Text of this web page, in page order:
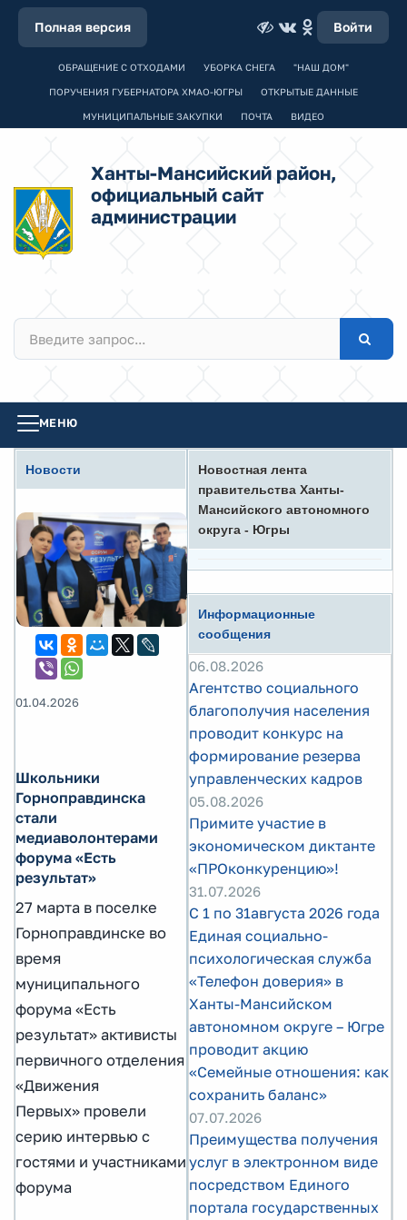
Полная версия Войти
ОБРАЩЕНИЕ С ОТХОДАМИ УБОРКА СНЕГА "НАШ ДОМ"
ПОРУЧЕНИЯ ГУБЕРНАТОРА ХМАО-ЮГРЫ ОТКРЫТЫЕ ДАННЫЕ
МУНИЦИПАЛЬНЫЕ ЗАКУПКИ ПОЧТА ВИДЕО
Ханты-Мансийский район,
официальный сайт
администрации
МЕНЮ
Новости
01.04.2026
Школьники
Горноправдинска
стали
медиаволонтерами
форума «Есть
результат»
27 марта в поселке
Горноправдинске во
время
муниципального
форума «Есть
результат» активисты
первичного отделения
«Движения
Первых» провели
серию интервью с
гостями и участниками
форума
Новостная лента
правительства Ханты-
Мансийского автономного
округа - Югры
Информационные
сообщения
06.08.2026
Агентство социального
благополучия населения
проводит конкурс на
формирование резерва
управленческих кадров
05.08.2026
Примите участие в
экономическом диктанте
«ПРОконкуренцию»!
31.07.2026
С 1 по 31августа 2026 года
Единая социально-
психологическая служба
«Телефон доверия» в
Ханты-Мансийском
автономном округе – Югре
проводит акцию
«Семейные отношения: как
сохранить баланс»
07.07.2026
Преимущества получения
услуг в электронном виде
посредством Единого
портала государственных